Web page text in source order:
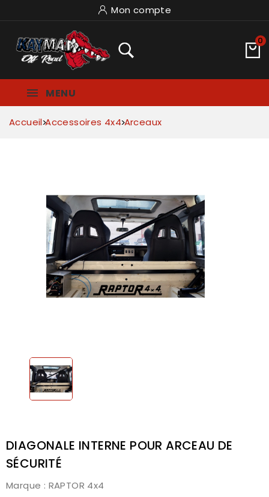
Mon compte
0
MENU
Accueil Accessoires 4x4 Arceaux
DIAGONALE INTERNE POUR ARCEAU DE
SÉCURITÉ
Marque : RAPTOR 4x4